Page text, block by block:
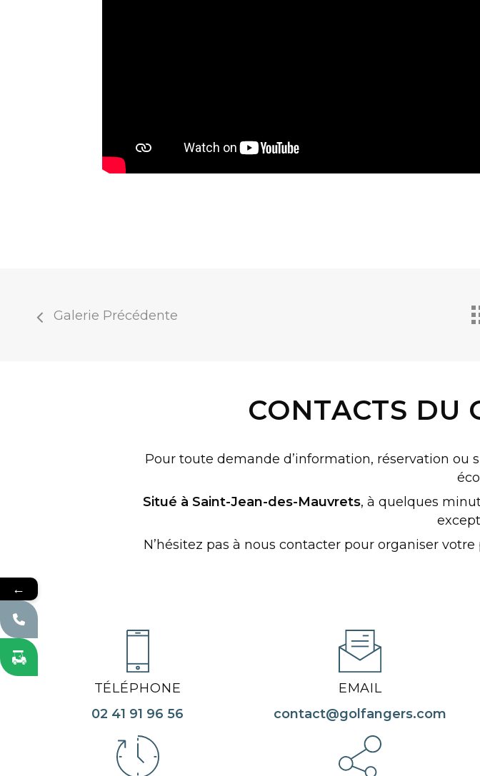
Galerie Précédente
CONTACTS DU
Pour toute demande d’information, réservation ou
Situé à Saint-Jean-des-Mauvrets, à quelques
N’hésitez pas à nous contacter pour organiser
TÉLÉPHONE
02 41 91 96 56
EMAIL
contact@golfangers.com
←